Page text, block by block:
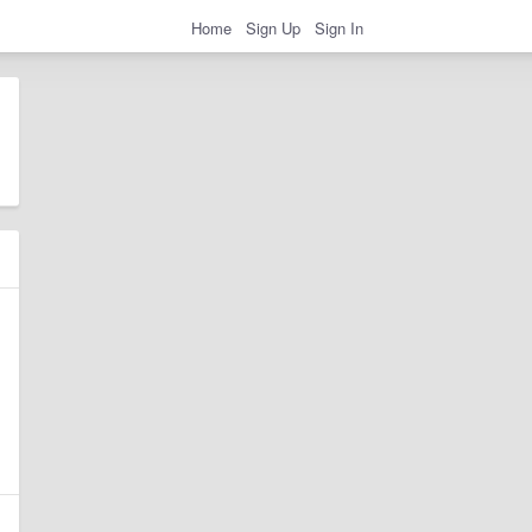
Home Sign Up Sign In